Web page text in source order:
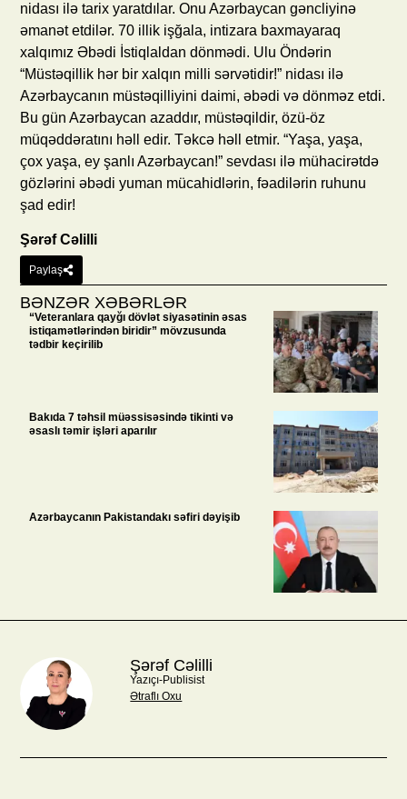
nidası ilə tarix yaratdılar. Onu Azərbaycan gəncliyinə
əmanət etdilər. 70 illik işğala, intizara baxmayaraq
xalqımız Əbədi İstiqlaldan dönmədi. Ulu Öndərin
“Müstəqillik hər bir xalqın milli sərvətidir!” nidası ilə
Azərbaycanın müstəqilliyini daimi, əbədi və dönməz etdi.
Bu gün Azərbaycan azaddır, müstəqildir, özü-öz
müqəddəratını həll edir. Təkcə həll etmir. “Yaşa, yaşa,
çox yaşa, ey şanlı Azərbaycan!” sevdası ilə mühacirətdə
gözlərini əbədi yuman mücahidlərin, fəadilərin ruhunu
şad edir!
Şərəf Cəlilli
Paylaş
BƏNZƏR XƏBƏRLƏR
“Veteranlara qayğı dövlət siyasətinin əsas
istiqamətlərindən biridir” mövzusunda
tədbir keçirilib
Bakıda 7 təhsil müəssisəsində tikinti və
əsaslı təmir işləri aparılır
Azərbaycanın Pakistandakı səfiri dəyişib
Şərəf Cəlilli
Yazıçı-Publisist
Ətraflı Oxu